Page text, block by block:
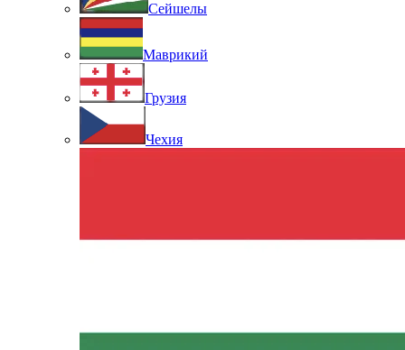
Сейшелы
Маврикий
Грузия
Чехия